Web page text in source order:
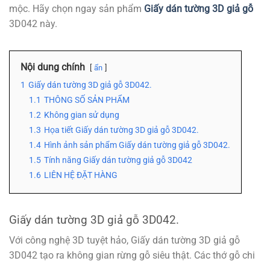
mộc. Hãy chọn ngay sản phẩm Giấy dán tường 3D giả gỗ
3D042 này.
Nội dung chính ẩn
1 Giấy dán tường 3D giả gỗ 3D042.
1.1 THÔNG SỐ SẢN PHẨM
1.2 Không gian sử dụng
1.3 Họa tiết Giấy dán tường 3D giả gỗ 3D042.
1.4 Hình ảnh sản phẩm Giấy dán tường giả gỗ 3D042.
1.5 Tính năng Giấy dán tường giả gỗ 3D042
1.6 LIÊN HỆ ĐẶT HÀNG
Giấy dán tường 3D giả gỗ 3D042.
Với công nghệ 3D tuyệt hảo, Giấy dán tường 3D giả gỗ
3D042 tạo ra không gian rừng gỗ siêu thật. Các thớ gỗ chi